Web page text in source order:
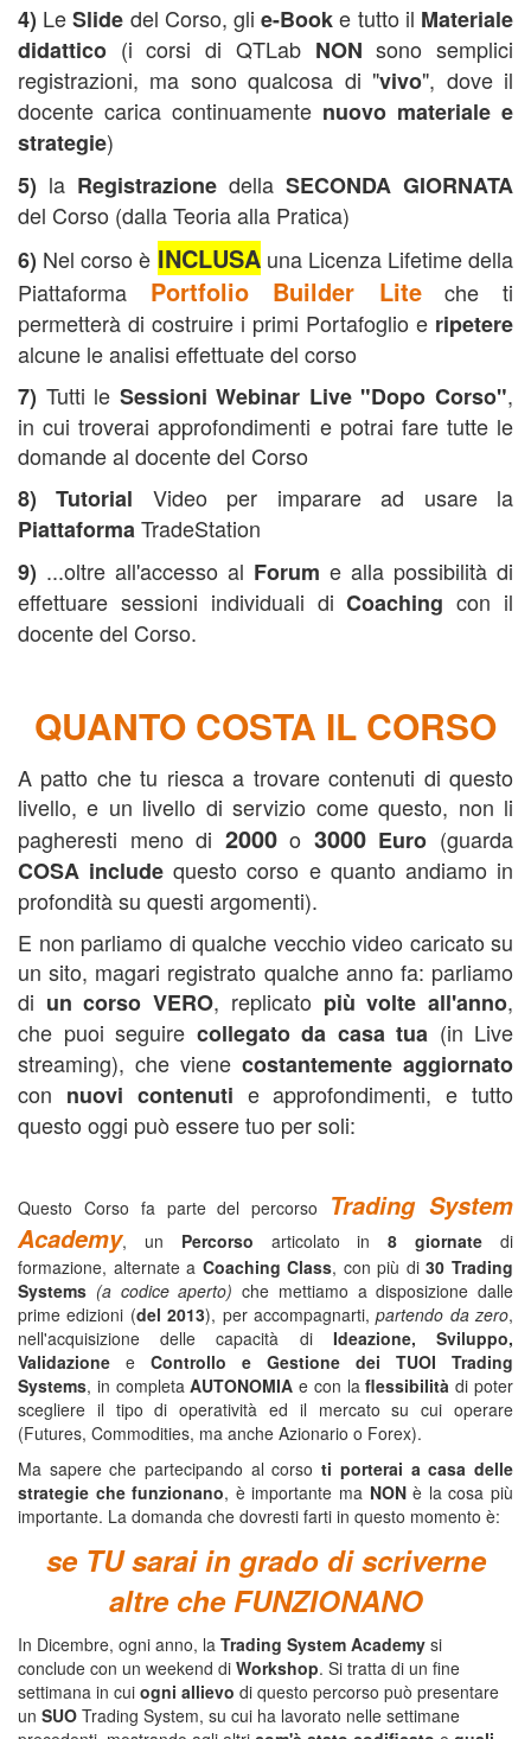
4) LeSlide del Corso, glie-Booke tutto il Materiale
didattico (i corsi di QTLab NONsono semplici
registrazioni, ma sono qualcosa di "vivo", dove il
docente carica continuamente nuovo materiale e
strategie)
5) la Registrazione della SECONDA GIORNATA
del Corso (dalla Teoria alla Pratica)
6) Nel corso è INCLUSAuna Licenza Lifetime della
Piattaforma Portfolio Builder Liteche ti
permetterà di costruire i primi Portafoglio e ripetere
alcune le analisi effettuate del corso
7) Tutti le Sessioni Webinar Live "Dopo Corso",
in cui troverai approfondimenti e potrai fare tutte le
domande al docente del Corso
8)
Tutorial Video per imparare ad usare la
PiattaformaTradeStation
9) ...oltre all'accesso al Forum e alla possibilità di
effettuare sessioni individuali di Coachingcon il
docente del Corso.
QUANTO COSTA IL CORSO
A patto che tu riesca a trovare contenuti di questo
livello, e un livello di servizio come questo, non li
pagheresti meno di 2000 o 3000Euro (guarda
COSA include questo corso e quanto andiamo in
profondità su questi argomenti).
E non parliamo di qualche vecchio video caricato su
un sito, magari registrato qualche anno fa: parliamo
di un corso VERO, replicato più volte all'anno,
che puoi seguire collegato da casa tua (in Live
streaming), che viene costantemente aggiornato
con nuovi contenuti e approfondimenti, e tutto
questo oggi può essere tuo per soli:
Questo Corso fa parte del percorso Trading System
Academy, un Percorso articolato in8 giornate di
formazione, alternate a Coaching Class, con più di30 Trading
Systems (a codice aperto) che mettiamo a disposizione dalle
prime edizioni (del 2013), per accompagnarti,partendo da zero,
nell'acquisizione delle capacità diIdeazione, Sviluppo,
Validazione e Controllo e Gestione dei TUOI Trading
Systems, in completaAUTONOMIA e con la flessibilitàdi poter
scegliere il tipo di operatività ed il mercato su cui operare
(Futures, Commodities, ma anche Azionario o Forex).
Ma sapere che partecipando al corsoti porterai a casa delle
strategie che funzionano, è importante ma NONè la cosa più
importante. La domanda che dovresti farti in questo momento è:
se TU sarai in grado di scriverne
altre che FUNZIONANO
In Dicembre, ogni anno, la Trading System Academy si
conclude con un weekend di Workshop. Si tratta di un fine
settimana in cui ogni allievo di questo percorso può presentare
un SUO Trading System, su cui ha lavorato nelle settimane